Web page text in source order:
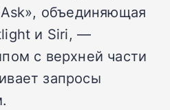
объединяющая
и Siri, —
с верхней части
запросы